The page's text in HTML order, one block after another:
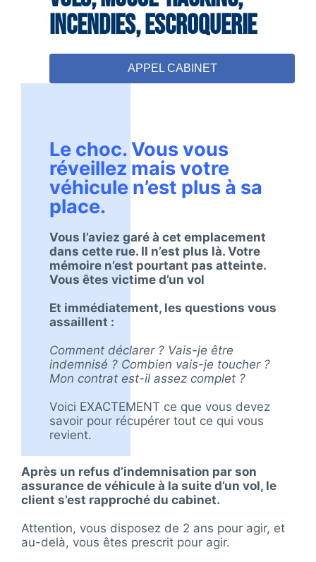
incendies, escroquerie
APPEL CABINET
Le choc. Vous vous
réveillez mais votre
véhicule n’est plus à sa
place.
Vous l’aviez garé à cet emplacement
dans cette rue. Il n’est plus là. Votre
mémoire n’est pourtant pas atteinte.
Vous êtes victime d’un vol
Et immédiatement, les questions vous
assaillent :
Comment déclarer ? Vais-je être
indemnisé ? Combien vais-je toucher ?
Mon contrat est-il assez complet ?
Voici EXACTEMENT ce que vous devez
savoir pour récupérer tout ce qui vous
revient.
Après un refus d’indemnisation par son
assurance de véhicule à la suite d’un vol, le
client s’est rapproché du cabinet.
Attention, vous disposez de 2 ans pour agir, et
au-delà, vous êtes prescrit pour agir.